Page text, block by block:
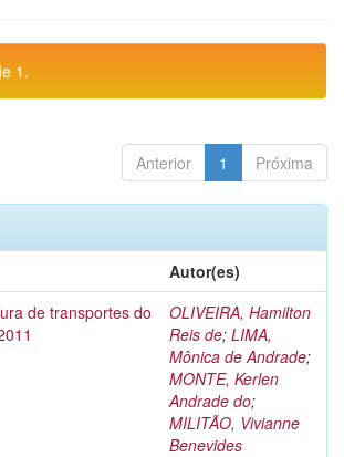
1.
Anterior 1 Próxima
Autor(es)
de transportes do
OLIVEIRA, Hamilton
Reis de; LIMA,
Mônica de Andrade;
MONTE, Kerlen
Andrade do;
MILITÃO, Vivianne
Benevides